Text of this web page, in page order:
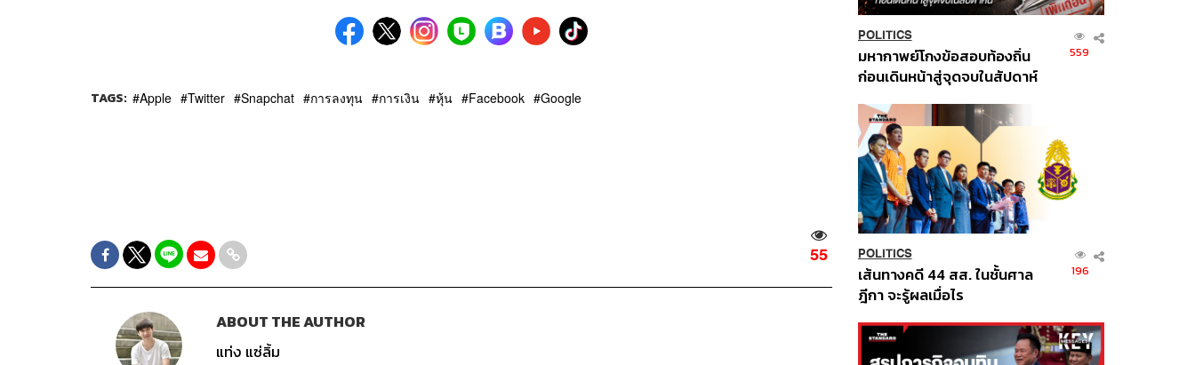
TAGS: Apple Twitter Snapchat การลงทุน การเงิน หุ้น Facebook Google
55
ABOUT THE AUTHOR
แท่ง แซ่ลิ้ม
POLITICS
มหากาพย์โกงข้อสอบท้องถิ่น
ก่อนเดินหน้าสู่จุดจบในสัปดาห์
559
POLITICS
เส้นทางคดี 44 สส. ในชั้นศาล
ฎีกา จะรู้ผลเมื่อไร
196